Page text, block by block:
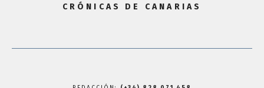
CRÓNICAS DE CANARIAS